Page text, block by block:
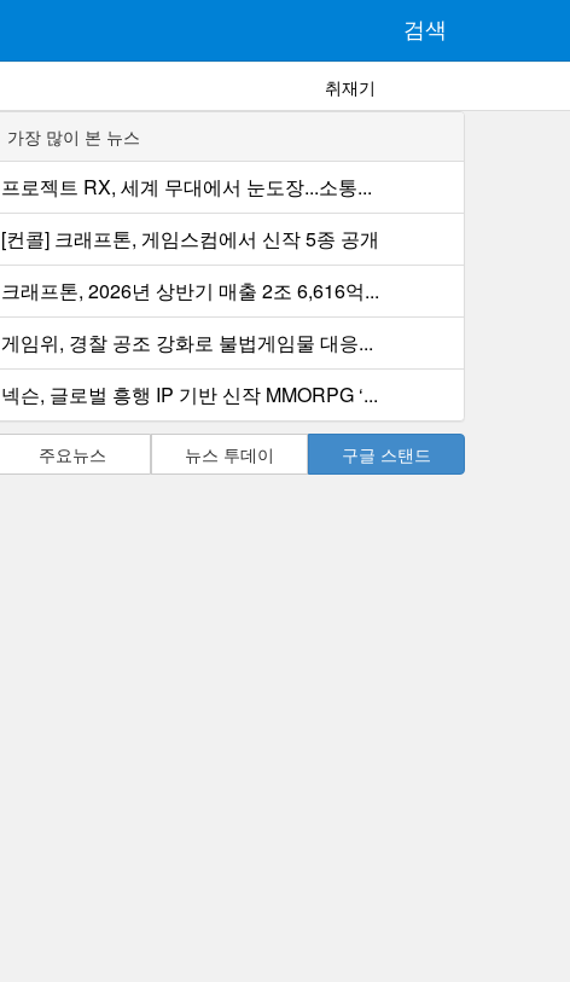
검색
취재기
가장 많이 본 뉴스
프로젝트 RX, 세계 무대에서 눈도장...소통...
[컨콜] 크래프톤, 게임스컴에서 신작 5종 공개
크래프톤, 2026년 상반기 매출 2조 6,616억...
게임위, 경찰 공조 강화로 불법게임물 대응...
넥슨, 글로벌 흥행 IP 기반 신작 MMORPG ‘...
주요뉴스 뉴스 투데이 구글 스탠드